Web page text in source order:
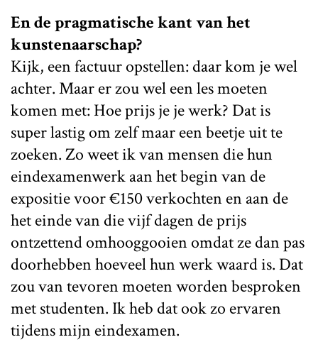
En de pragmatische kant van het
kunstenaarschap?
Kijk, een factuur opstellen: daar kom je wel
achter. Maar er zou wel een les moeten
komen met: Hoe prijs je je werk? Dat is
super lastig om zelf maar een beetje uit te
zoeken. Zo weet ik van mensen die hun
eindexamenwerk aan het begin van de
expositie voor €150 verkochten en aan de
het einde van die vijf dagen de prijs
ontzettend omhooggooien omdat ze dan pas
doorhebben hoeveel hun werk waard is. Dat
zou van tevoren moeten worden besproken
met studenten. Ik heb dat ook zo ervaren
tijdens mijn eindexamen.